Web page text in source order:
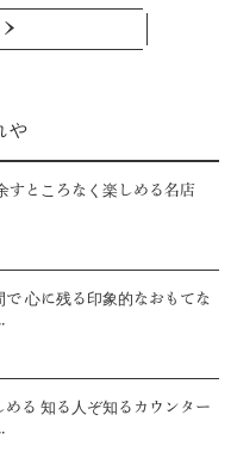
や
すところなく楽しめる名店
心に残る印象的なおもてな
る 知る人ぞ知るカウンター